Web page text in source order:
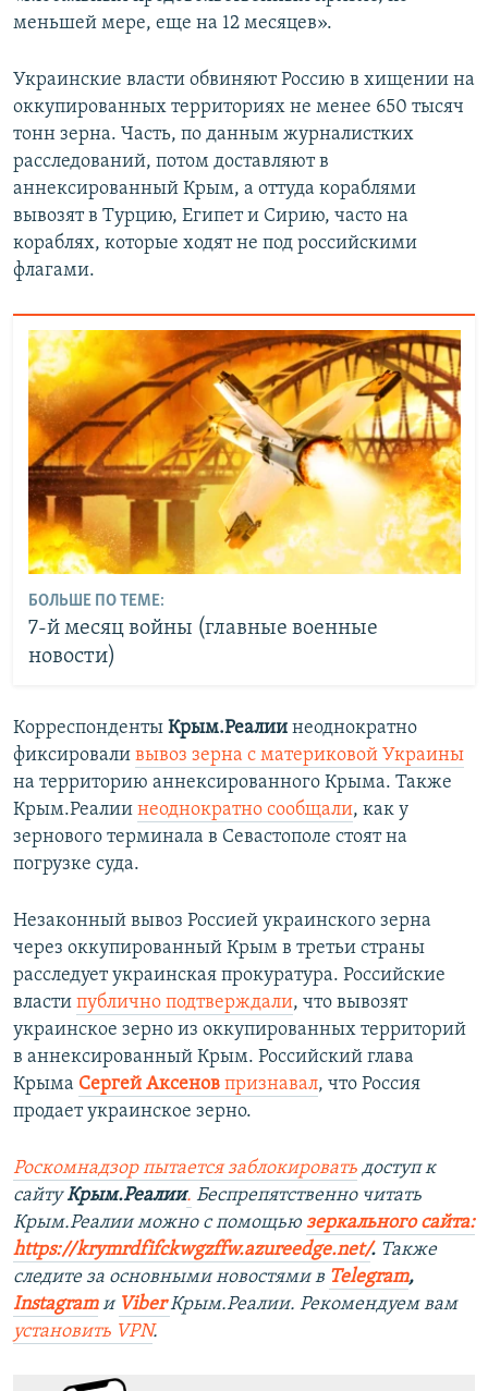
меньшей мере, еще на 12 месяцев».
Украинские власти обвиняют Россию в хищении на
оккупированных территориях не менее 650 тысяч
тонн зерна. Часть, по данным журналистких
расследований, потом доставляют в
аннексированный Крым, а оттуда кораблями
вывозят в Турцию, Египет и Сирию, часто на
кораблях, которые ходят не под российскими
флагами.
БОЛЬШЕ ПО ТЕМЕ:
7-й месяц войны (главные военные
новости)
Корреспонденты Крым.Реалии неоднократно
фиксировали вывоз зерна с материковой Украины
на территорию аннексированного Крыма. Также
Крым.Реалии неоднократно сообщали, как у
зернового терминала в Севастополе стоят на
погрузке суда.
Незаконный вывоз Россией украинского зерна
через оккупированный Крым в третьи страны
расследует украинская прокуратура. Российские
власти публично подтверждали, что вывозят
украинское зерно из оккупированных территорий
в аннексированный Крым. Российский глава
Крыма Сергей Аксенов признавал, что Россия
продает украинское зерно.
Роскомнадзор пытается заблокировать доступ к
сайтуКрым.Реалии. Беспрепятственно читать
Крым.Реалии можно с помощью зеркального сайта:
https://krymrdfifckwgzffw.azureedge.net/. ​ Также
следите за основными новостями в Telegram,
Instagram и ViberКрым.Реалии. Рекомендуем вам
установить VPN.